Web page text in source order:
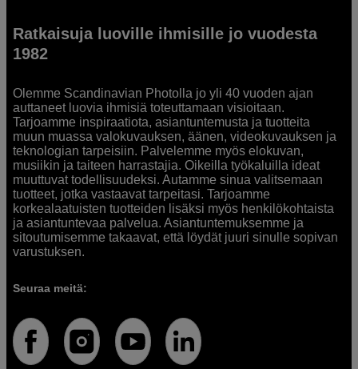
Ratkaisuja luoville ihmisille jo vuodesta
1982
Olemme Scandinavian Photolla jo yli 40 vuoden ajan
auttaneet luovia ihmisiä toteuttamaan visioitaan.
Tarjoamme inspiraatiota, asiantuntemusta ja tuotteita
muun muassa valokuvauksen, äänen, videokuvauksen ja
teknologian tarpeisiin. Palvelemme myös elokuvan,
musiikin ja taiteen harrastajia. Oikeilla työkaluilla ideat
muuttuvat todellisuudeksi. Autamme sinua valitsemaan
tuotteet, jotka vastaavat tarpeitasi. Tarjoamme
korkealaatuisten tuotteiden lisäksi myös henkilökohtaista
ja asiantuntevaa palvelua. Asiantuntemuksemme ja
sitoutumisemme takaavat, että löydät juuri sinulle sopivan
varustuksen.
Seuraa meitä: